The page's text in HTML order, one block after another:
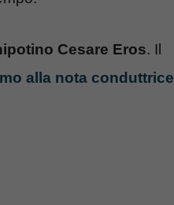
Cesare Eros. Il
alla nota conduttrice